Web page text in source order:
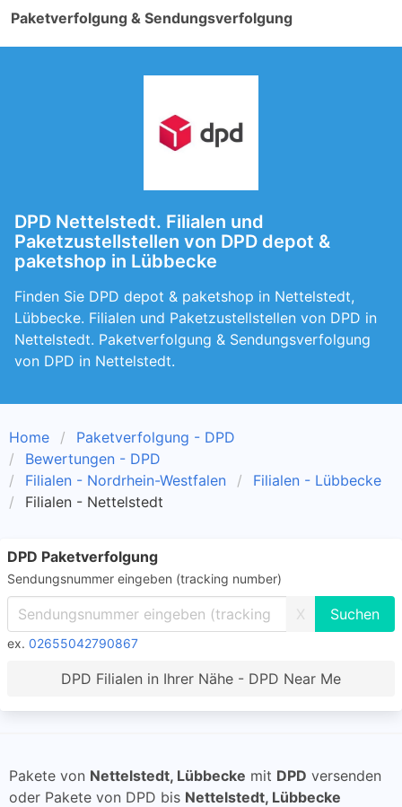
Paketverfolgung & Sendungsverfolgung
DPD Nettelstedt. Filialen und
Paketzustellstellen von DPD depot &
paketshop in Lübbecke
Finden Sie DPD depot & paketshop in Nettelstedt,
Lübbecke. Filialen und Paketzustellstellen von DPD in
Nettelstedt. Paketverfolgung & Sendungsverfolgung
von DPD in Nettelstedt.
Home
Paketverfolgung - DPD
Bewertungen - DPD
Filialen - Nordrhein-Westfalen
Filialen - Lübbecke
Filialen - Nettelstedt
DPD Paketverfolgung
Sendungsnummer eingeben (tracking number)
X
ex. 02655042790867
DPD Filialen in Ihrer Nähe - DPD Near Me
Pakete von Nettelstedt, Lübbecke mit DPD versenden
oder Pakete von DPD bis Nettelstedt, Lübbecke